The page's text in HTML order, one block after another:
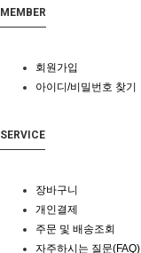
MEMBER
회원가입
아이디/비밀번호 찾기
SERVICE
장바구니
개인결제
주문 및 배송조회
자주하시는 질문(FAQ)